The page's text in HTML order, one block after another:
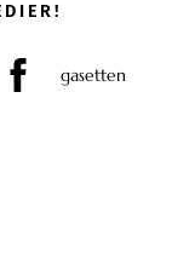
gasetten